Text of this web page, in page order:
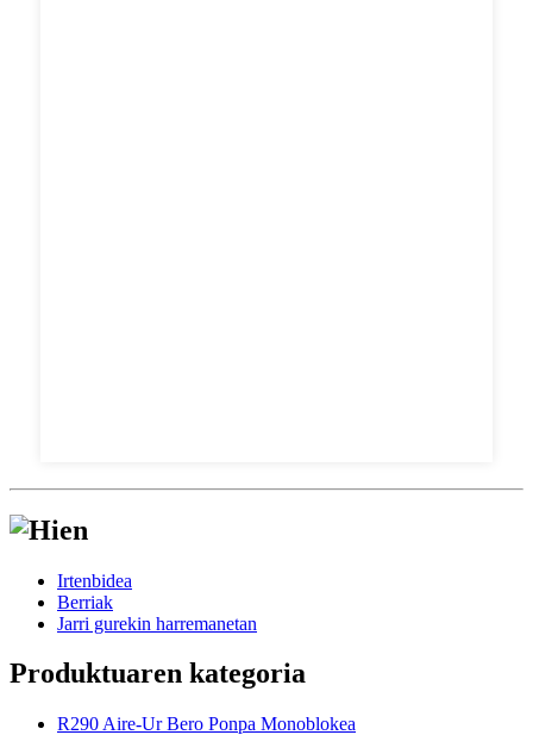
Irtenbidea
Berriak
Jarri gurekin harremanetan
Produktuaren kategoria
R290 Aire-Ur Bero Ponpa Monoblokea